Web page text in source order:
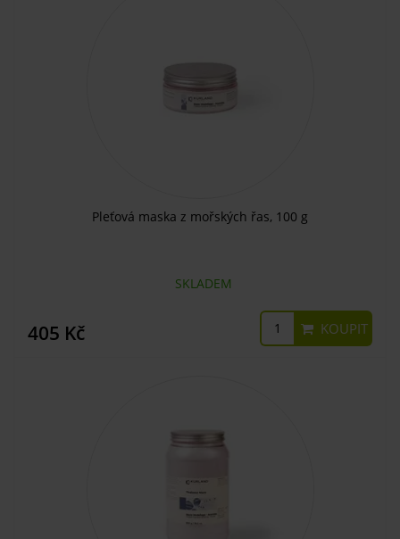
Pleťová maska z mořských řas, 100 g
SKLADEM
405 Kč KOUPIT